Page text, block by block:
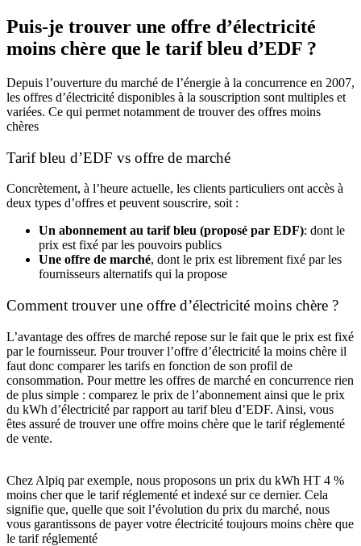
Puis-je trouver une offre d’électricité
moins chère que le tarif bleu d’EDF ?
Depuis l’ouverture du marché de l’énergie à la concurrence en 2007,
les offres d’électricité disponibles à la souscription sont multiples et
variées. Ce qui permet notamment de trouver des offres moins
chères
Tarif bleu d’EDF vs offre de marché
Concrètement, à l’heure actuelle, les clients particuliers ont accès à
deux types d’offres et peuvent souscrire, soit :
Un abonnement au tarif bleu (proposé par EDF): dont le
prix est fixé par les pouvoirs publics
Une offre de marché, dont le prix est librement fixé par les
fournisseurs alternatifs qui la propose
Comment trouver une offre d’électricité moins chère ?
L’avantage des offres de marché repose sur le fait que le prix est fixé
par le fournisseur. Pourtrouver l’offre d’électricité la moins chère il
faut donc comparer les tarifs en fonction de son profil de
consommation. Pour mettre les offres de marché en concurrence rien
de plus simple : comparez le prix de l’abonnement ainsi que le prix
du kWh d’électricité par rapport au tarif bleu d’EDF. Ainsi, vous
êtes assuré de trouver une offre moins chère que le tarif réglementé
de vente.
Chez Alpiq par exemple, nous proposons un prix du kWh HT 4 %
moins cher que le tarif réglementé et indexé sur ce dernier. Cela
signifie que, quelle que soit l’évolution du prix du marché, nous
vous garantissons de payer votre électricité toujours moins chère que
le tarif réglementé